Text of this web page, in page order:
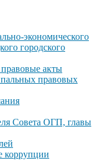
экономического
городского
акты
правовых
Совета ОГП, главы
коррупции